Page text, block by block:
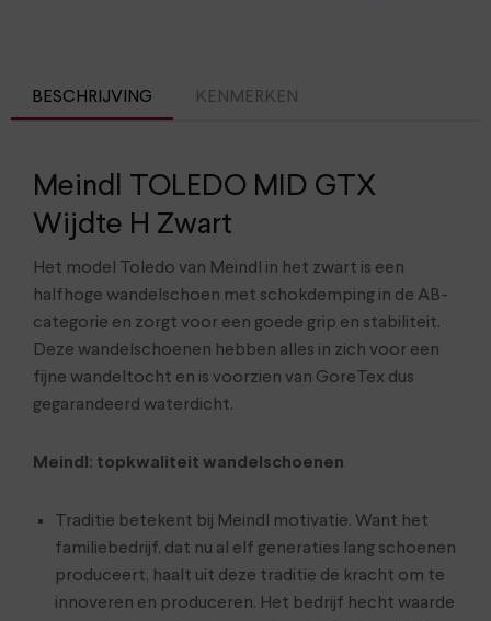
BESCHRIJVING KENMERKEN
Meindl TOLEDO MID GTX
Wijdte H Zwart
Het model Toledo van Meindl in het zwart is een
halfhoge wandelschoen met schokdemping in de AB-
categorie en zorgt voor een goede grip en stabiliteit.
Deze wandelschoenen hebben alles in zich voor een
fijne wandeltocht en is voorzien van GoreTex dus
gegarandeerd waterdicht.
Meindl: topkwaliteit wandelschoenen
Traditie betekent bij Meindl motivatie. Want het
familiebedrijf, dat nu al elf generaties lang schoenen
produceert, haalt uit deze traditie de kracht om te
innoveren en produceren. Het bedrijf hecht waarde